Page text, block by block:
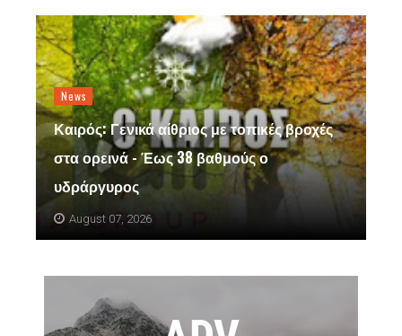
News
Καιρός: Γενικά αίθριος με τοπικές βροχές
στα ορεινά - Έως 38 βαθμούς ο
υδράργυρος
August 07, 2026